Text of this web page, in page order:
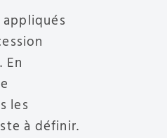
les
à définir.